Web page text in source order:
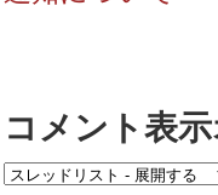
コメント表